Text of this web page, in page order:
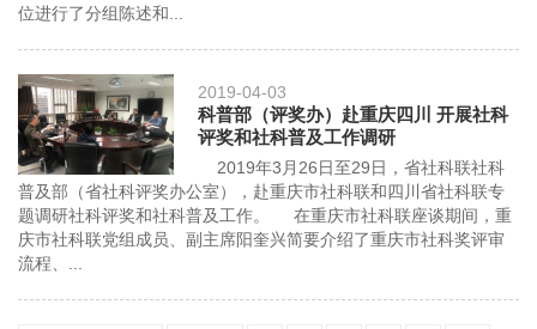
位进行了分组陈述和...
2019-04-03
科普部（评奖办）赴重庆四川 开展社科
评奖和社科普及工作调研
2019年3月26日至29日，省社科联社科
普及部（省社科评奖办公室），赴重庆市社科联和四川省社科联专
题调研社科评奖和社科普及工作。 在重庆市社科联座谈期间，重
庆市社科联党组成员、副主席阳奎兴简要介绍了重庆市社科奖评审
流程、...